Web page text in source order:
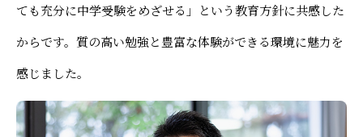
ても充分に中学受験をめざせる」という教育方針に共感した
からです。質の高い勉強と豊富な体験ができる環境に魅力を
感じました。